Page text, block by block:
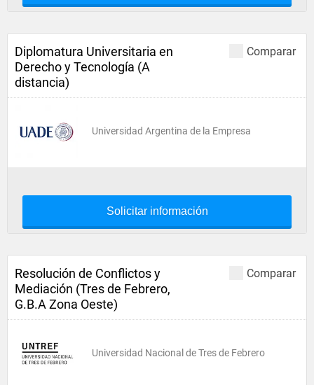
Comparar
Diplomatura Universitaria en
Derecho y Tecnología (A
distancia)
Universidad Argentina de la Empresa
Solicitar información
Comparar
Resolución de Conflictos y
Mediación (Tres de Febrero,
G.B.A Zona Oeste)
Universidad Nacional de Tres de Febrero